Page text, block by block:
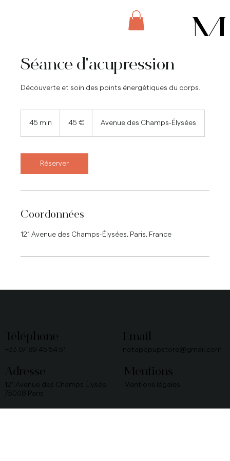
M
E
N
U
Séance d'acupression
Découverte et soin des points énergétiques du corps.
45 min
i
n
45 € Avenue des Champs-Élysées
Réserver
Coordonnées
121 Avenue des Champs-Élysées, Paris, France
Adresse
121 Avenue des Champs Élysée
75008 Paris
Email
notapopupstore@gmail.com
Téléphone
+33 07 89 45 54 51
Mentions
Mentions légales